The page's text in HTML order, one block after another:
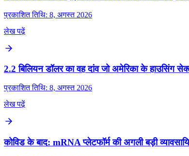
प्रकाशित तिथि: 8, अगस्त 2026
लेख पढ़ें
2.2 बिलियन डॉलर का वह दांव जो अमेरिका के हाउसिंग
प्रकाशित तिथि: 8, अगस्त 2026
लेख पढ़ें
कोविड के बाद: mRNA प्लेटफॉर्म की अगली बड़ी